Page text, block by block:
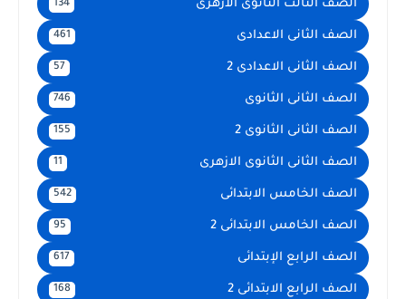
الصف الثالث الثانوى الأزهرى 134
الصف الثانى الاعدادى 461
الصف الثانى الاعدادى 2 57
الصف الثانى الثانوى 746
الصف الثانى الثانوى 2 155
الصف الثانى الثانوى الازهرى 11
الصف الخامس الابتدائى 542
الصف الخامس الابتدائى 2 95
الصف الرابع الإبتدائى 617
الصف الرابع الابتدائى 2 168